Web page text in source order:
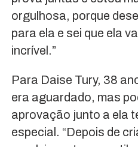
orgulhosa, porque
para ela e sei que ela
incrível.”
Para Daise Tury, 38
era aguardado, mas
aprovação junto a ela
especial. “Depois de